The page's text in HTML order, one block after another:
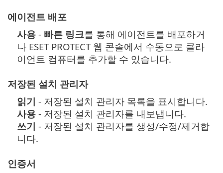
에이전트 배포
사용 - 빠른 링크를 통해 에이전트를 배포하거
나 ESET PROTECT 웹 콘솔에서 수동으로 클라
이언트 컴퓨터를 추가할 수 있습니다.
저장된 설치 관리자
읽기 - 저장된 설치 관리자 목록을 표시합니다.
사용 - 저장된 설치 관리자를 내보냅니다.
쓰기 - 저장된 설치 관리자를 생성/수정/제거합
니다.
인증서